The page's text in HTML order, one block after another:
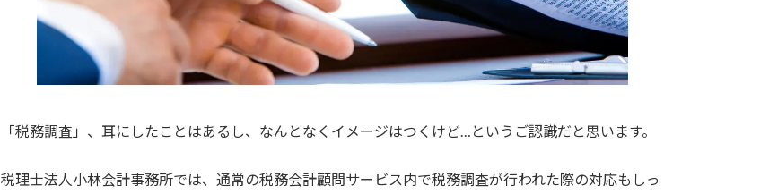
「税務調査」、耳にしたことはあるし、なんとなくイメージはつくけど…というご認識だと思います。
税理士法人小林会計事務所では、通常の税務会計顧問サービス内で税務調査が行われた際の対応もしっ